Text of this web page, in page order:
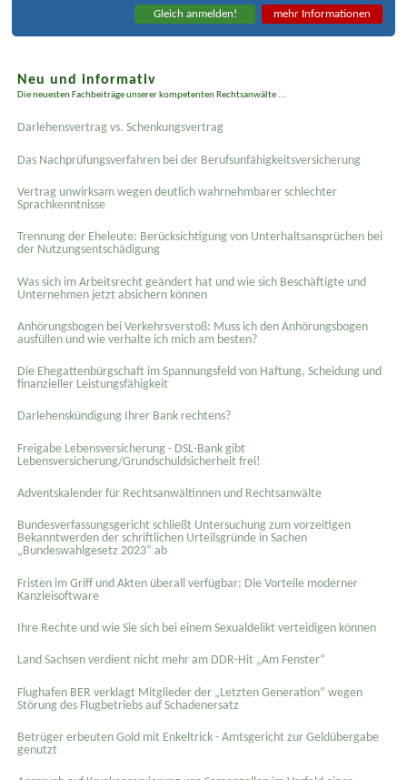
Gleich anmelden! mehr Informationen
Neu und informativ
Die neuesten Fachbeiträge unserer kompetenten Rechtsanwälte ...
Darlehensvertrag vs. Schenkungsvertrag
Das Nachprüfungsverfahren bei der Berufsunfähigkeitsversicherung
Vertrag unwirksam wegen deutlich wahrnehmbarer schlechter
Sprachkenntnisse
Trennung der Eheleute: Berücksichtigung von Unterhaltsansprüchen bei
der Nutzungsentschädigung
Was sich im Arbeitsrecht geändert hat und wie sich Beschäftigte und
Unternehmen jetzt absichern können
Anhörungsbogen bei Verkehrsverstoß: Muss ich den Anhörungsbogen
ausfüllen und wie verhalte ich mich am besten?
Die Ehegattenbürgschaft im Spannungsfeld von Haftung, Scheidung und
finanzieller Leistungsfähigkeit
Darlehenskündigung Ihrer Bank rechtens?
Freigabe Lebensversicherung - DSL-Bank gibt
Lebensversicherung/Grundschuldsicherheit frei!
Adventskalender für Rechtsanwältinnen und Rechtsanwälte
Bundesverfassungsgericht schließt Untersuchung zum vorzeitigen
Bekanntwerden der schriftlichen Urteilsgründe in Sachen
„Bundeswahlgesetz 2023“ ab
Fristen im Griff und Akten überall verfügbar: Die Vorteile moderner
Kanzleisoftware
Ihre Rechte und wie Sie sich bei einem Sexual­delikt verteidigen können
Land Sachsen verdient nicht mehr am DDR-Hit „Am Fenster“
Flughafen BER verklagt Mitglieder der „Letzten Generation“ wegen
Störung des Flugbetriebs auf Schadenersatz
Betrüger erbeuten Gold mit Enkeltrick - Amtsgericht zur Geldübergabe
genutzt